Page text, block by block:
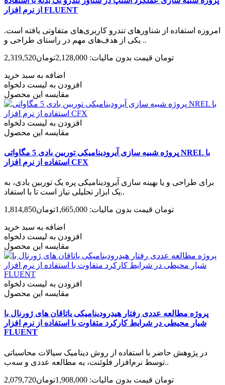
از نرم افزار FLUENT
امروزه استفاده از شناورهای تندرو کاربری‌های متفاوتی یافته است.
یکی از هدف‌های مهم در راستای طراحی و ..
2,319,520تومان قیمت بدون مالیات: 2,128,000تومان
اضافه به سبد خرید
افزودن به لیست دلخواه
مقایسه این محصول
افزودن به لیست دلخواه
مقایسه این محصول
پروژه شبیه سازی آیرودینامیکی توربین بادی 5 مگاواتی NREL با
استفاده از نرم افزار CFX
برای طراحی و یا بهینه سازی آیرودینامیکی پره یک توربین بادی، به
یک ابزار تحلیلی نیاز است تا با استفاد..
1,814,850تومان قیمت بدون مالیات: 1,665,000تومان
اضافه به سبد خرید
افزودن به لیست دلخواه
مقایسه این محصول
افزودن به لیست دلخواه
مقایسه این محصول
پروژه مطالعه عددی رفتار هیدرودینامیکی یاتاقان های ژورنال با
شیار محیطی در شرایط کارکرد متفاوت با استفاده از نرم افزار
FLUENT
در پژوهش حاضر با استفاده از روش دینامیک سیالات محاسباتی
توسط نرم‌افزار فلوئنت، به مطالعه عددی و سه‌ب..
2,079,720تومان قیمت بدون مالیات: 1,908,000تومان